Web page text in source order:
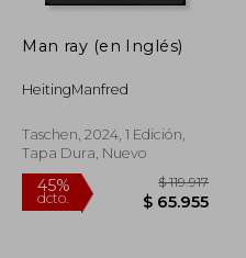
Man ray (en Inglés)
HeitingManfred
Taschen, 2024, 1 Edición,
Tapa Dura, Nuevo